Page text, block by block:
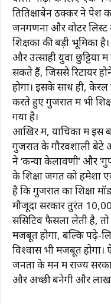
तितिक्षाबेन ठक्कर ने
जनगणना और वोटर लिस्ट
शिक्षकों की बड़ी भूमिका
और उत्साही युवा छुट्टियों
सकते हैं, जिससे रिटायर
होगा। इसके साथ ही, केरल
करते हुए गुजरात में भी
गया है।
आखिर में, याचिका में इस
गुजरात के गौरवशाली बेटे
ने ‘कन्या केलावणी’ और
के शिक्षा जगत को हमेशा
है कि गुजरात का शिक्षा
मौजूदा सरकार तुरंत
सेंसिटिव फैसला लेती है, तो
मजबूत होगा, बल्कि पढ़े-
विश्वास भी मजबूत
जनता के मन में राज्य
और अच्छी बनेगी और